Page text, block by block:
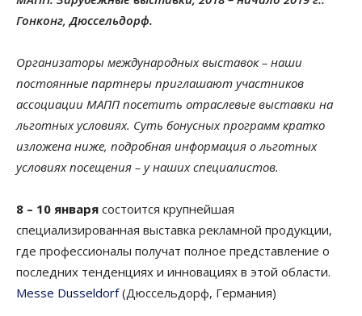
Гонконг, Дюссельдорф.
Организаторы международных выставок – наши
постоянные партнеры приглашают участников
ассоциации МАПП посетить отраслевые выставки на
льготных условиях. Суть бонусных программ кратко
изложена ниже, подробная информация о льготных
условиях посещения – у наших специалистов.
8 – 10 января состоится крупнейшая
специализированная выставка рекламной продукции,
где профессионалы получат полное представление о
последних тенденциях и инновациях в этой области.
Messe Dusseldorf(Дюссельдорф, Германия)